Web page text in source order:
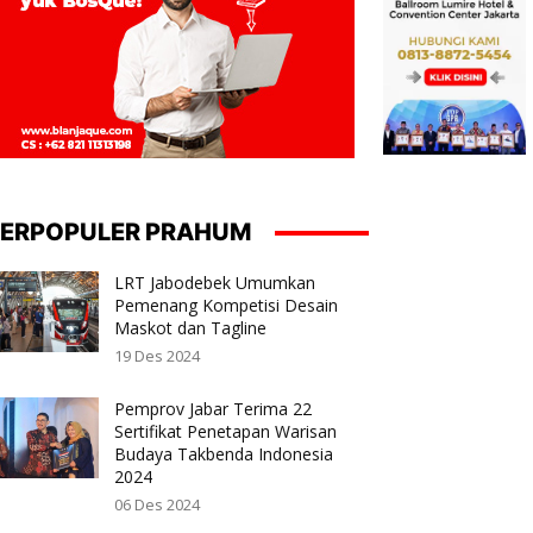
PRAHUM
LRT Jabodebek Umumkan
Pemenang Kompetisi Desain
Maskot dan Tagline
19 Des 2024
Pemprov Jabar Terima 22
Sertifikat Penetapan Warisan
Budaya Takbenda Indonesia
2024
06 Des 2024